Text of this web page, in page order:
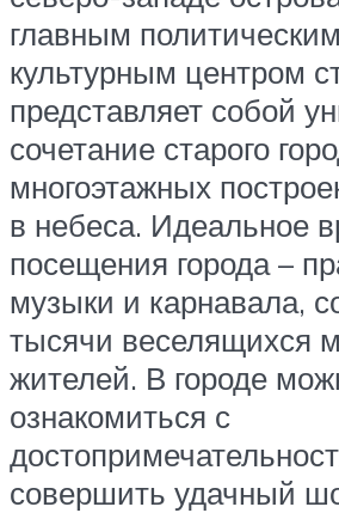
главным
культурным центром
представляет собой
сочетание старого
многоэтажных
в небеса. Идеальное
посещения города –
музыки и карнавала,
тысячи веселящихся
жителей. В городе
ознакомиться с
совершить удачный